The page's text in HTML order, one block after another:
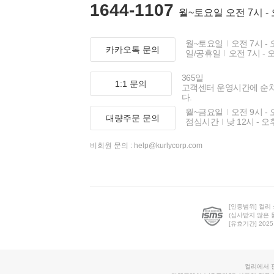
1644-1107 월~토요일 오전 7시 -
카카오톡 문의
월~토요일
오전 7시 -
일/공휴일
오전 7시 -
1:1 문의
365일
고객센터 운영시간에 순
다.
대량주문 문의
월~금요일
오전 9시 -
점심시간
낮 12시 - 오
비회원 문의 : help@kurlycorp.com
[인증범위] 컬리
(심사받지 않은
[유효기간]
컬리에서